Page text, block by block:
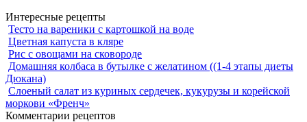
Интересные рецепты
Тесто на вареники с картошкой на воде
Цветная капуста в кляре
Рис с овощами на сковороде
Домашняя колбаса в бутылке с желатином ((1-4 этапы диеты
Дюкана)
Слоеный салат из куриных сердечек, кукурузы и корейской
моркови «Френч»
Комментарии рецептов